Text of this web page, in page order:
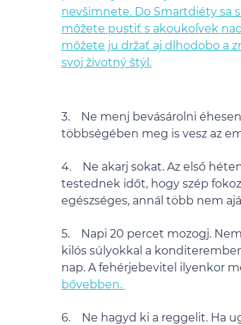
nevšimnete. Do Smartdiéty sa
môžete pustiť s akoukoľvek
môžete ju držať aj dlhodobo a
svoj životný štýl.
3. Ne menj bevásárolni
többségében meg is vesz az
4. Ne akarj sokat. Az első
testednek időt, hogy szép
egészséges, annál több nem
5. Napi 20 percet mozogj.
kilós súlyokkal a
nap. A fehérjebevitel ilyenkor
bővebben.
6. Ne hagyd ki a reggelit. Ha